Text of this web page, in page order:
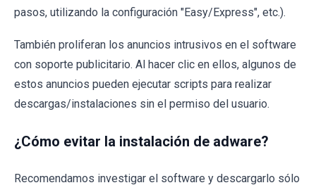
pasos, utilizando la configuración "Easy/Express", etc.).
También proliferan los anuncios intrusivos en el software
con soporte publicitario. Al hacer clic en ellos, algunos de
estos anuncios pueden ejecutar scripts para realizar
descargas/instalaciones sin el permiso del usuario.
¿Cómo evitar la instalación de adware?
Recomendamos investigar el software y descargarlo sólo